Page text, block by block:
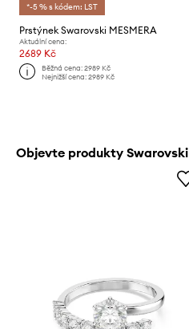
*-5 % s kódem: LST
Prstýnek Swarovski MESMERA
Aktuální cena:
2689 Kč
Běžná cena:2989 Kč
Nejnižší cena:2989 Kč
Objevte produkty Swarovski